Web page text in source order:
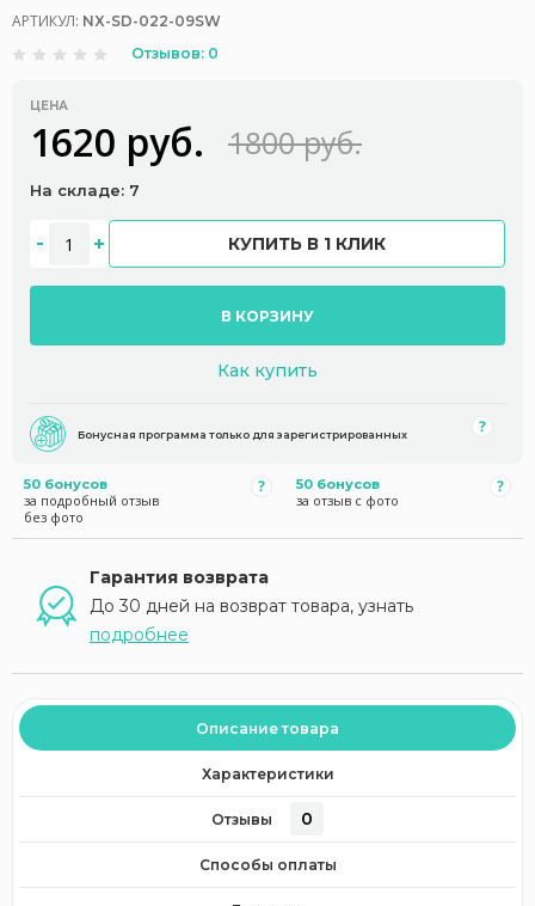
АРТИКУЛ: NX-SD-022-09SW
Отзывов: 0
ЦЕНА
1620 руб. 1800 руб.
На складе: 7
КУПИТЬ В 1 КЛИК
В КОРЗИНУ
Как купить
Бонусная программа только для зарегистрированных
50 бонусов
за подробный отзыв
без фото
50 бонусов
за отзыв с фото
Гарантия возврата
До 30 дней на возврат товара, узнать
подробнее
Описание товара
Характеристики
Отзывы 0
Способы оплаты